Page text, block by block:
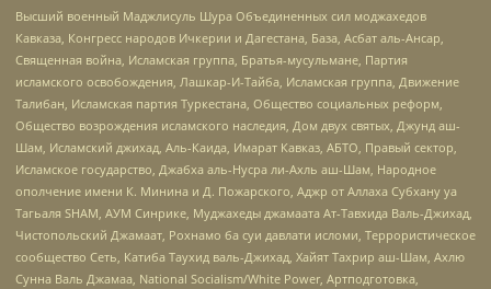
Высший военный Маджлисуль Шура Объединенных сил моджахедов
Кавказа, Конгресс народов Ичкерии и Дагестана, База, Асбат аль-Ансар,
Священная война, Исламская группа, Братья-мусульмане, Партия
исламского освобождения, Лашкар-И-Тайба, Исламская группа, Движение
Талибан, Исламская партия Туркестана, Общество социальных реформ,
Общество возрождения исламского наследия, Дом двух святых, Джунд аш-
Шам, Исламский джихад, Аль-Каида, Имарат Кавказ, АБТО, Правый сектор,
Исламское государство, Джабха аль-Нусра ли-Ахль аш-Шам, Народное
ополчение имени К. Минина и Д. Пожарского, Аджр от Аллаха Субхану уа
Тагьаля SHAM, АУМ Синрике, Муджахеды джамаата Ат-Тавхида Валь-Джихад,
Чистопольский Джамаат, Рохнамо ба суи давлати исломи, Террористическое
сообщество Сеть, Катиба Таухид валь-Джихад, Хайят Тахрир аш-Шам, Ахлю
Сунна Валь Джамаа, National Socialism/White Power, Артподготовка,